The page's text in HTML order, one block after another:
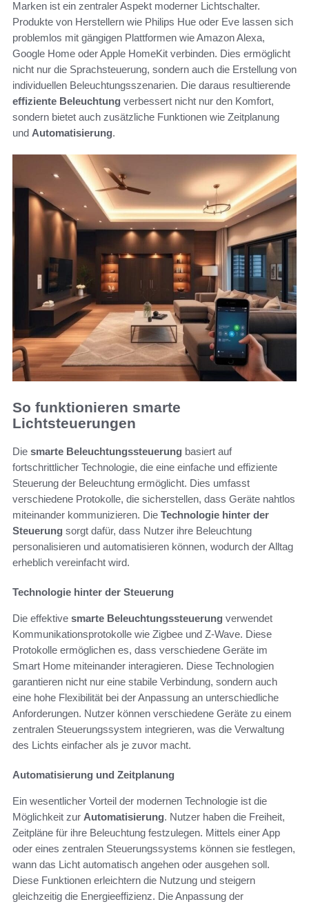
Marken ist ein zentraler Aspekt moderner Lichtschalter.
Produkte von Herstellern wie Philips Hue oder Eve lassen sich
problemlos mit gängigen Plattformen wie Amazon Alexa,
Google Home oder Apple HomeKit verbinden. Dies ermöglicht
nicht nur die Sprachsteuerung, sondern auch die Erstellung von
individuellen Beleuchtungsszenarien. Die daraus resultierende
effiziente Beleuchtung verbessert nicht nur den Komfort,
sondern bietet auch zusätzliche Funktionen wie Zeitplanung
und Automatisierung.
So funktionieren smarte
Lichtsteuerungen
Die smarte Beleuchtungssteuerung basiert auf
fortschrittlicher Technologie, die eine einfache und effiziente
Steuerung der Beleuchtung ermöglicht. Dies umfasst
verschiedene Protokolle, die sicherstellen, dass Geräte nahtlos
miteinander kommunizieren. Die Technologie hinter der
Steuerung sorgt dafür, dass Nutzer ihre Beleuchtung
personalisieren und automatisieren können, wodurch der Alltag
erheblich vereinfacht wird.
Technologie hinter der Steuerung
Die effektive smarte Beleuchtungssteuerung verwendet
Kommunikationsprotokolle wie Zigbee und Z-Wave. Diese
Protokolle ermöglichen es, dass verschiedene Geräte im
Smart Home miteinander interagieren. Diese Technologien
garantieren nicht nur eine stabile Verbindung, sondern auch
eine hohe Flexibilität bei der Anpassung an unterschiedliche
Anforderungen. Nutzer können verschiedene Geräte zu einem
zentralen Steuerungssystem integrieren, was die Verwaltung
des Lichts einfacher als je zuvor macht.
Automatisierung und Zeitplanung
Ein wesentlicher Vorteil der modernen Technologie ist die
Möglichkeit zur Automatisierung. Nutzer haben die Freiheit,
Zeitpläne für ihre Beleuchtung festzulegen. Mittels einer App
oder eines zentralen Steuerungssystems können sie festlegen,
wann das Licht automatisch angehen oder ausgehen soll.
Diese Funktionen erleichtern die Nutzung und steigern
gleichzeitig die Energieeffizienz. Die Anpassung der